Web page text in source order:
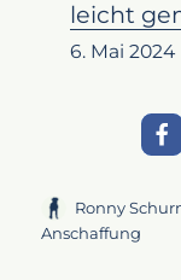
leicht
6. Mai 2024
Autor
Ronny
Anschaffung